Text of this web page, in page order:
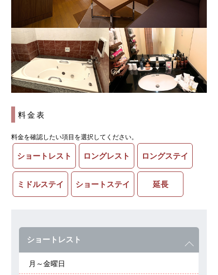
料金表
料金を確認したい項目を選択してください。
ショートレスト ロングレスト ロングステイ
ミドルステイ ショートステイ 延長
ショートレスト
月～金曜日